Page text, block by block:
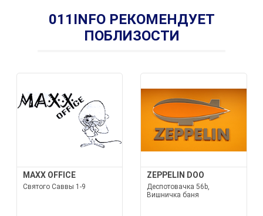
011INFO РЕКОМЕНДУЕТ
ПОБЛИЗОСТИ
MAXX OFFICE
Святого Саввы 1-9
ZEPPELIN DOO
Деспотовачка 56b,
Вишничка баня